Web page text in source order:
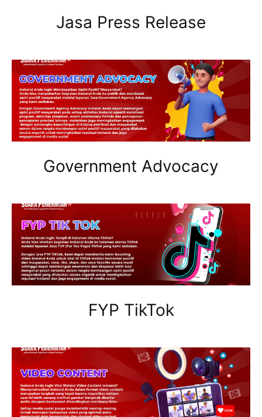
Jasa Press Release
Government Advocacy
FYP TikTok